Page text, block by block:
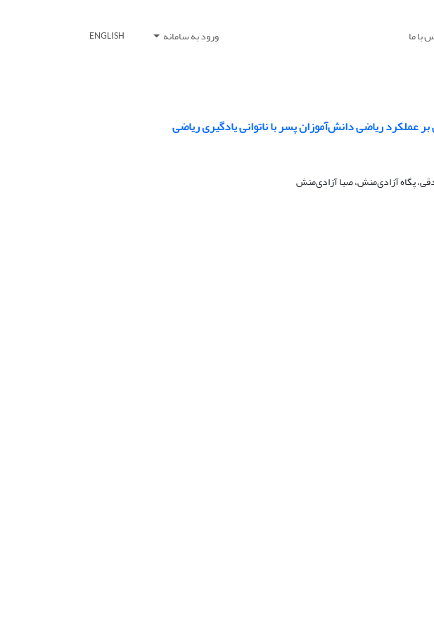
با ما ورود به سامانه ENGLISH
عملکرد ریاضی دانش‌آموزان پسر با ناتوانی یادگیری ریاضی
پگاه آزادی‌منش، صبا آزادی‌منش